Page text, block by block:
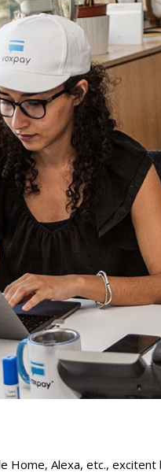
Home, Alexa, etc.,